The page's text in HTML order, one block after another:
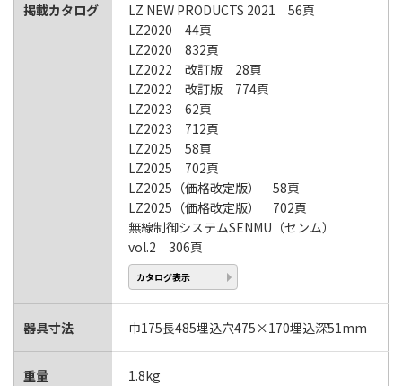
掲載カタログ
LZ NEW PRODUCTS 2021 56頁
LZ2020 44頁
LZ2020 832頁
LZ2022 改訂版 28頁
LZ2022 改訂版 774頁
LZ2023 62頁
LZ2023 712頁
LZ2025 58頁
LZ2025 702頁
LZ2025（価格改定版） 58頁
LZ2025（価格改定版） 702頁
無線制御システムSENMU（センム）
vol.2 306頁
カタログ表示
器具寸法 巾175長485埋込穴475×170埋込深51mm
重量 1.8kg